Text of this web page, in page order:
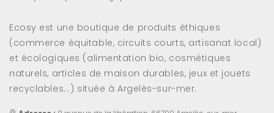
Ecosy est une boutique de produits éthiques
(commerce équitable, circuits courts, artisanat local)
et écologiques (alimentation bio, cosmétiques
naturels, articles de maison durables, jeux et jouets
recyclables...) située à Argelès-sur-mer.